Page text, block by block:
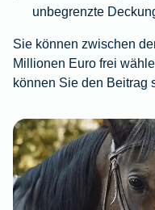
unbegrenzte
Sie können zwischen
Millionen Euro frei
können Sie den Beitrag